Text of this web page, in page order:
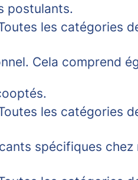
postulants.
les catégories
Cela comprend
les catégories
spécifiques chez